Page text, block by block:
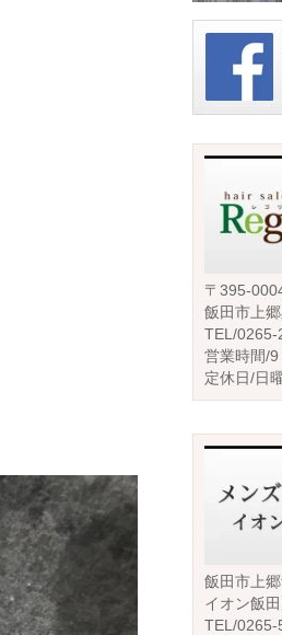
〒395-
飯田市上
TEL/0265-
営業時間/
定休日/日
飯田市上
イオン飯田
TEL/0265-